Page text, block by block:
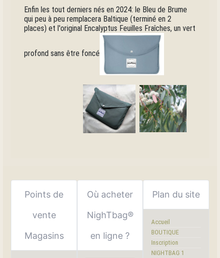
Enfin les tout derniers nés en 2024: le Bleu de Brume
qui peu à peu remplacera Baltique (terminé en 2
places) et l'original Encalyptus Feuilles Fraîches, un vert
profond sans être foncé
Points de
vente
Magasins
Où acheter
NighTbag®
en ligne ?
Plan du site
Accueil
BOUTIQUE
Inscription
NIGHTBAG 1